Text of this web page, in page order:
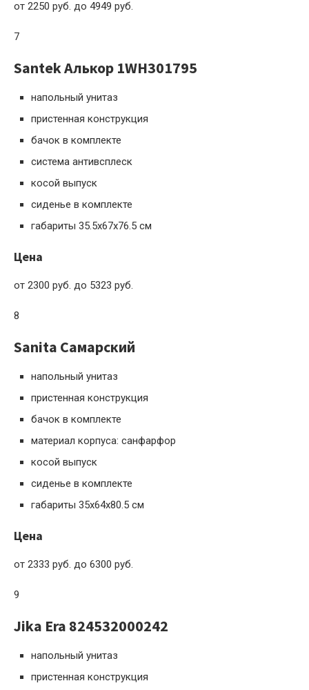
от 2250 руб. до 4949 руб.
7
Santek Алькор 1WH301795
напольный унитаз
пристенная конструкция
бачок в комплекте
система антивсплеск
косой выпуск
сиденье в комплекте
габариты 35.5x67x76.5 см
Цена
от 2300 руб. до 5323 руб.
8
Sanita Самарский
напольный унитаз
пристенная конструкция
бачок в комплекте
материал корпуса: санфарфор
косой выпуск
сиденье в комплекте
габариты 35x64x80.5 см
Цена
от 2333 руб. до 6300 руб.
9
Jika Era 824532000242
напольный унитаз
пристенная конструкция